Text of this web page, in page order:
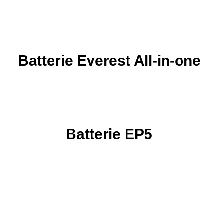
Batterie Everest All-in-one
Batterie EP5